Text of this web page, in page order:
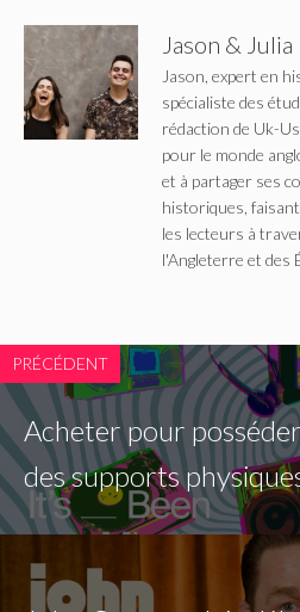
Jason & Julia
Jason, expert en
spécialiste des
rédaction de Uk-
pour le monde
et à partager ses
historiques,
les lecteurs à
l'Angleterre et des
PRÉCÉDENT
Acheter pour
des supports